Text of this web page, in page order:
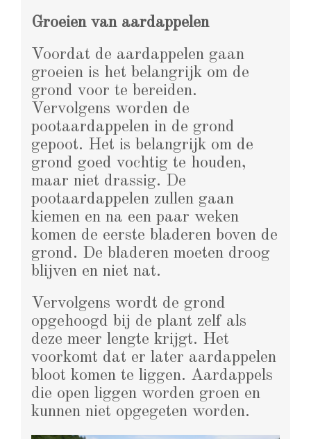
Groeien van aardappelen
Voordat de aardappelen gaan
groeien is het belangrijk om de
grond voor te bereiden.
Vervolgens worden de
pootaardappelen in de grond
gepoot. Het is belangrijk om de
grond goed vochtig te houden,
maar niet drassig. De
pootaardappelen zullen gaan
kiemen en na een paar weken
komen de eerste bladeren boven de
grond. De bladeren moeten droog
blijven en niet nat.
Vervolgens wordt de grond
opgehoogd bij de plant zelf als
deze meer lengte krijgt. Het
voorkomt dat er later aardappelen
bloot komen te liggen. Aardappels
die open liggen worden groen en
kunnen niet opgegeten worden.